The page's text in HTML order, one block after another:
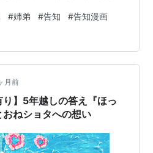
漫画を読んで頂きあり
漫画色々あります！ 是非良け
originalhokkori.ha…
#姉弟 #告知 #告知漫画
月前
り】5年越しの答え『ほっ
ねショタへの想い